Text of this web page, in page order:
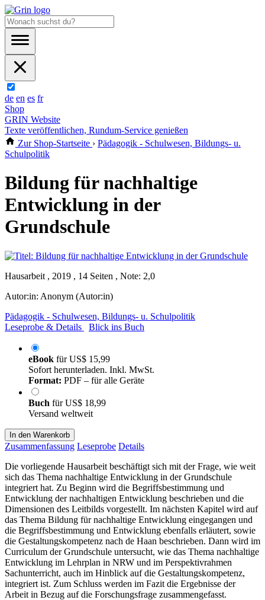
de en es fr
Shop
GRIN Website
Texte veröffentlichen, Rundum-Service genießen
Zur Shop-Startseite › Pädagogik - Schulwesen, Bildungs- u.
Schulpolitik
Bildung für nachhaltige
Entwicklung in der
Grundschule
Hausarbeit , 2019 , 14 Seiten , Note: 2,0
Autor:in: Anonym (Autor:in)
Pädagogik - Schulwesen, Bildungs- u. Schulpolitik
Leseprobe & Details
Blick ins Buch
eBook fürUS$ 15,99
Sofort herunterladen. Inkl. MwSt.
Format: PDF – für alle Geräte
Buch fürUS$ 18,99
Versand weltweit
In den Warenkorb
Zusammenfassung Leseprobe Details
Die vorliegende Hausarbeit beschäftigt sich mit der Frage, wie weit
sich das Thema nachhaltige Entwicklung in der Grundschule
integriert hat. Zu Beginn wird die Begriffsbestimmung und
Entwicklung der nachhaltigen Entwicklung beschrieben und die
Dimensionen des Leitbilds vorgestellt. Im nächsten Kapitel wird auf
das Thema Bildung für nachhaltige Entwicklung eingegangen und
die Begriffsbestimmung und Entwicklung ebenfalls erläutert, sowie
die Gestaltungskompetenz nach de Haan beschrieben. Dann wird im
Curriculum der Grundschule untersucht, wie das Thema nachhaltige
Entwicklung im Lehrplan in NRW und im Perspektivrahmen
Sachunterricht, auch im Hinblick auf die Gestaltungskompetenz,
integriert ist. Zum Schluss werden im Fazit die Ergebnisse der
Arbeit in Bezug auf die Forschungsfrage zusammengefasst.